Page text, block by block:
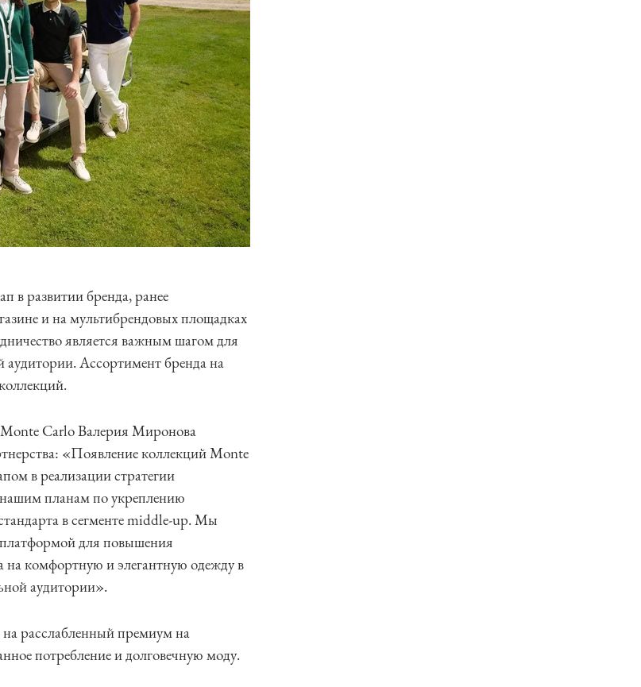
в развитии бренда, ранее
и на мультибрендовых площадках
является важным шагом для
Ассортимент бренда на
Carlo Валерия Миронова
«Появление коллекций Monte
в реализации стратегии
планам по укреплению
в сегменте middle-up. Мы
для повышения
на комфортную и элегантную одежду в
аудитории».
расслабленный премиум на
потребление и долговечную моду.